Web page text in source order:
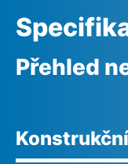
Přehled